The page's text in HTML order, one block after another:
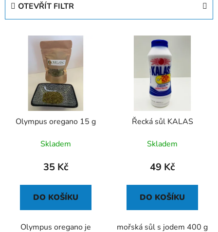
OTEVŘÍT FILTR
Olympus oregano 15 g
Skladem
35 Kč
DO KOŠÍKU
Olympus oregano je
Řecká sůl KALAS
Skladem
49 Kč
DO KOŠÍKU
mořská sůl s jodem 400 g